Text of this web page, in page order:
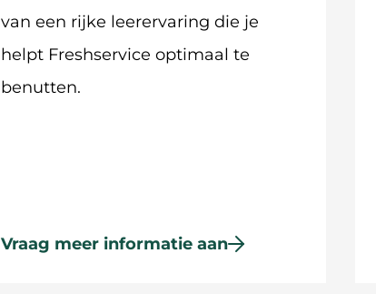
van een rijke leerervaring die je
helpt Freshservice optimaal te
benutten.
Vraag meer informatie aan